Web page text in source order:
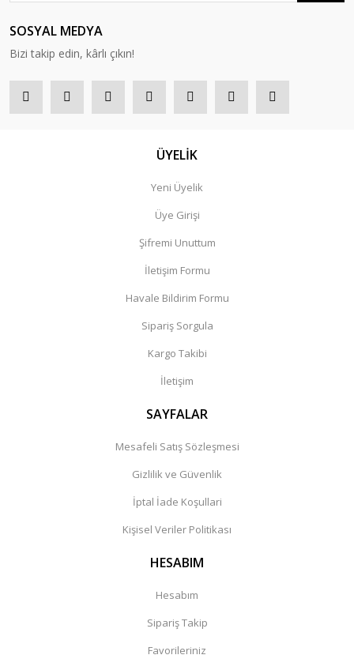
SOSYAL MEDYA
Bizi takip edin, kârlı çıkın!
ÜYELİK
Yeni Üyelik
Üye Girişi
Şifremi Unuttum
İletişim Formu
Havale Bildirim Formu
Sipariş Sorgula
Kargo Takibi
İletişim
SAYFALAR
Mesafeli Satış Sözleşmesi
Gizlilik ve Güvenlik
İptal İade Koşullari
Kişisel Veriler Politikası
HESABIM
Hesabım
Sipariş Takip
Favorileriniz